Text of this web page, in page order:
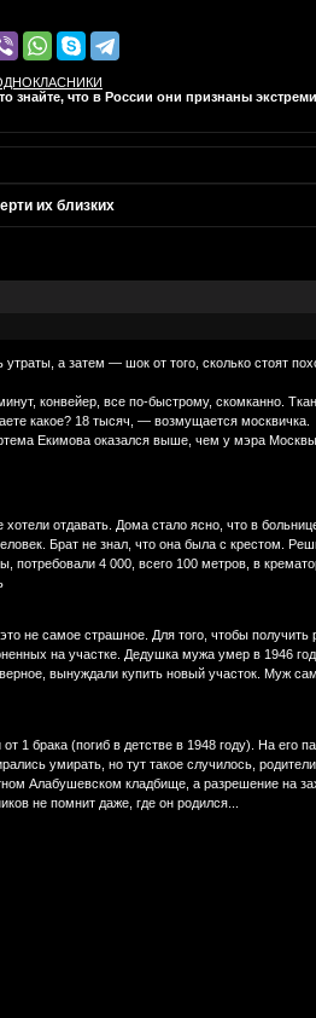
знайте, что в России они признаны
их близких
а затем — шок от того, сколько стоят
конвейер, все по-быстрому, скомканно.
какое? 18 тысяч, — возмущается москвичка.
Екимова оказался выше, чем у мэра
отдавать. Дома стало ясно, что в
Брат не знал, что она была с крестом.
4 000, всего 100 метров, в
не самое страшное. Для того, чтобы
на участке. Дедушка мужа умер в 1946
вынуждали купить новый участок. Муж
брака (погиб в детстве в 1948 году). На его
умирать, но тут такое случилось,
Алабушевском кладбище, а разрешение на
не помнит даже, где он родился...